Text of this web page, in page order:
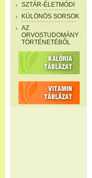
SZTÁR-ÉLETMÓDI
KÜLÖNÖS SORSOK
AZ
ORVOSTUDOMÁNY
TÖRTÉNETÉBŐL